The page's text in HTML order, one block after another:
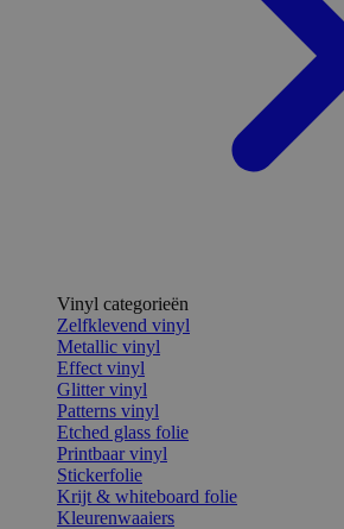
Vinyl categorieën
Zelfklevend vinyl
Metallic vinyl
Effect vinyl
Glitter vinyl
Patterns vinyl
Etched glass folie
Printbaar vinyl
Stickerfolie
Krijt & whiteboard folie
Kleurenwaaiers